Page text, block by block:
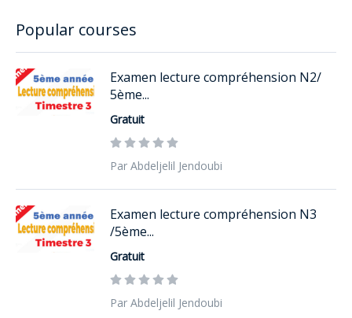
Popular courses
Examen lecture compréhension N2/
5ème...
Gratuit
Par Abdeljelil Jendoubi
Examen lecture compréhension N3
/5ème...
Gratuit
Par Abdeljelil Jendoubi